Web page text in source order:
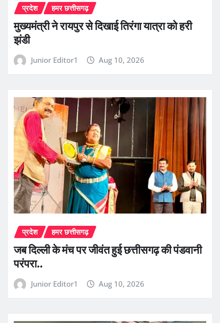
प्रदेश हमर छत्तीसगढ़
मुख्यमंत्री ने रायपुर से दिखाई तिरंगा यात्रा को हरी
झंडी
Junior Editor1 Aug 10, 2026
प्रदेश हमर छत्तीसगढ़
जब दिल्ली के मंच पर जीवंत हुई छत्तीसगढ़ की पंडवानी
परंपरा..
Junior Editor1 Aug 10, 2026